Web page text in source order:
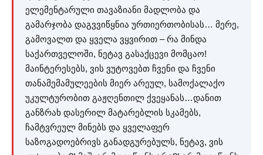
ელემენტარული თავაზიანი მადლობა და
გამარჯობა დაგვვიწყნია ურთიერთობისას… მერე,
გამოვალთ და ყველა ვყვირით – რა მინდა
საქართველოში, ნეტავ გასაქცევი მომცაო!
მაინტერესებს, ვის ვუტოვებთ ჩვენი და ჩვენი
თანამემამულეების მიერ არეულ, სამოქალაქო
უკულტურობით გაჟღენთილ ქვეყანას…დანით
განზრახ დასერილ მატარებლის სკამებს,
ჩამტვრეულ მინებს და ყველაფერ
საზოგადოებრივს განადგურებულს, ნეტავ, ვის